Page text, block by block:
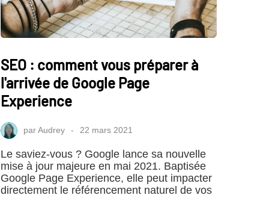
SEO : comment vous préparer à
l'arrivée de Google Page
Experience
parAudrey 22 mars 2021
Le saviez-vous ? Google lance sa nouvelle
mise à jour majeure en mai 2021. Baptisée
Google Page Experience, elle peut impacter
directement le référencement naturel de vos